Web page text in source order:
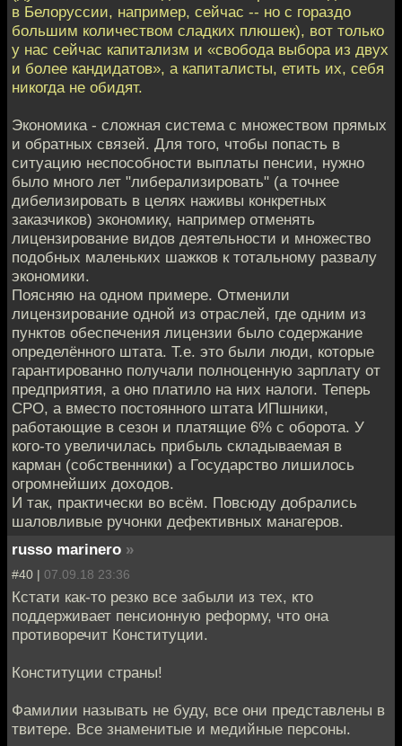
в Белоруссии, например, сейчас -- но с гораздо
большим количеством сладких плюшек), вот только
у нас сейчас капитализм и «свобода выбора из двух
и более кандидатов», а капиталисты, етить их, себя
никогда не обидят.
Экономика - сложная система с множеством прямых
и обратных связей. Для того, чтобы попасть в
ситуацию неспособности выплаты пенсии, нужно
было много лет "либерализировать" (а точнее
дибелизировать в целях наживы конкретных
заказчиков) экономику, например отменять
лицензирование видов деятельности и множество
подобных маленьких шажков к тотальному развалу
экономики.
Поясняю на одном примере. Отменили
лицензирование одной из отраслей, где одним из
пунктов обеспечения лицензии было содержание
определённого штата. Т.е. это были люди, которые
гарантированно получали полноценную зарплату от
предприятия, а оно платило на них налоги. Теперь
СРО, а вместо постоянного штата ИПшники,
работающие в сезон и платящие 6% с оборота. У
кого-то увеличилась прибыль складываемая в
карман (собственники) а Государство лишилось
огромнейших доходов.
И так, практически во всём. Повсюду добрались
шаловливые ручонки дефективных манагеров.
russo marinero »
#40 | 07.09.18 23:36
Кстати как-то резко все забыли из тех, кто
поддерживает пенсионную реформу, что она
противоречит Конституции.
Конституции страны!
Фамилии называть не буду, все они представлены в
твитере. Все знаменитые и медийные персоны.